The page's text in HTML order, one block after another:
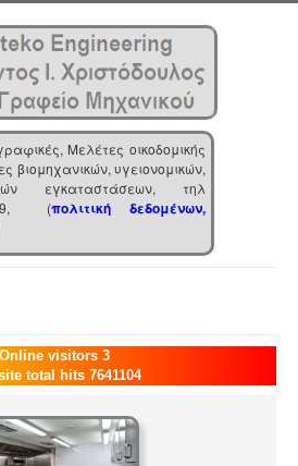
Μελέτες οικοδομικής
βιομηχανικών, υγειονομικών,
εγκαταστάσεων, τηλ
(πολιτική δεδομένων,
Online visitors 3
total hits 7641104